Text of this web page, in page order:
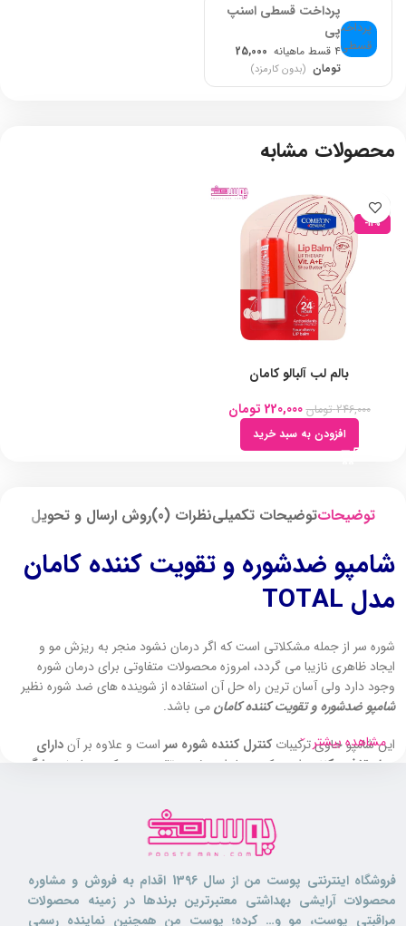
پرداخت قسطی اسنپ
پی
۴ قسط ماهیانه
25,000
تومان (بدون کارمزد)
محصولات مشابه
-11%
بالم لب آلبالو کامان
246,000 تومان 220,000 تومان
افزودن به سبد خرید
توضیحاتتوضیحات تکمیلینظرات (0) روش ارسال و تحویل
شامپو ضدشوره و تقویت کننده کامان
مدل TOTAL
شوره سر از جمله مشکلاتی است که اگر درمان نشود منجر به ریزش مو و
ایجاد ظاهری نازیبا می گردد، امروزه محصولات متفاوتی برای درمان شوره
وجود دارد ولی آسان ترین راه حل آن استفاده از شوینده های ضد شوره نظیر
شامپو ضدشوره و تقویت کننده کامانمی باشد.
این شامپو حاوی ترکیبات کنترل کننده شوره سر است و علاوه بر آندارای
مواد تغذیه کنندهاست که موها را به خوبی تقویت می کند و باعثپیشگیری
ضخامت تارهای مو را افزایش داده و بهپرپشت تر شدن موها
می کند، شامپو ضد شوره مردانه کامان نرم کننده و
خاصیت ارتجاعی موها را افزایش می دهد، از خشکی آن ها و شکنندگی شان
نیز جلوگیری می کند.
ساختار مو را بهبود بخشیدهو با افزایش جریان خون مویرگی در پوست سر
مشاهده بیشتر
فروشگاه اینترنتی پوست من از سال 1396 اقدام به فروش و مشاوره
محصولات آرایشی بهداشتی معتبرترین برندها در زمینه محصولات
مراقبتی پوست، مو و… کرده؛ پوست من همچنین نماینده رسمی